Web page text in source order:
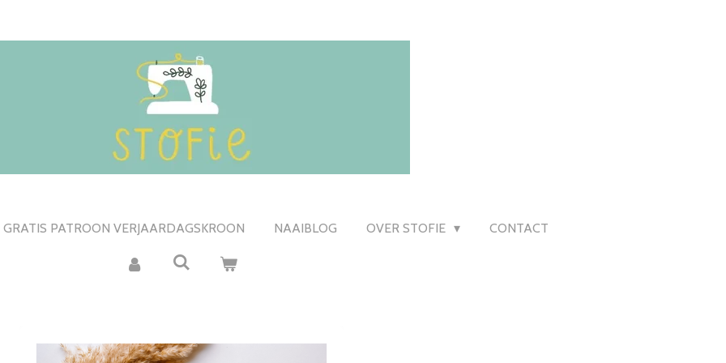
GRATIS PATROON VERJAARDAGSKROON NAAIBLOG OVER STOFIE CONTACT